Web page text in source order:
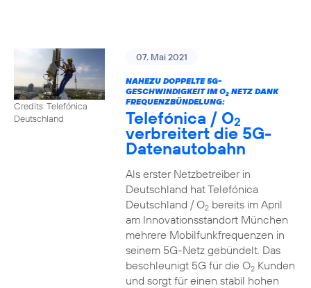
Credits: Telefónica
Deutschland
07. Mai 2021
NAHEZU DOPPELTE 5G-
GESCHWINDIGKEIT IM O2NETZ DANK
FREQUENZBÜNDELUNG:
Telefónica / O2
verbreitert die 5G-
Datenautobahn
Als erster Netzbetreiber in
Deutschland hat Telefónica
Deutschland / O2bereits im April
am Innovationsstandort München
mehrere Mobilfunkfrequenzen in
seinem 5G-Netz gebündelt. Das
beschleunigt 5G für die O2Kunden
und sorgt für einen stabil hohen